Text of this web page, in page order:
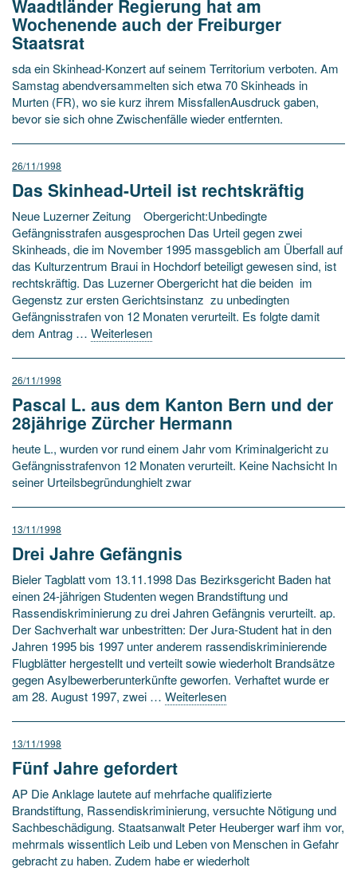
Waadtländer Regierung hat am
Wochenende auch der Freiburger
Staatsrat
sda ein Skinhead-Konzert auf seinem Territorium verboten. Am
Samstag abendversammelten sich etwa 70 Skinheads in
Murten (FR), wo sie kurz ihrem MissfallenAusdruck gaben,
bevor sie sich ohne Zwischenfälle wieder entfernten.
26/11/1998
Das Skinhead-Urteil ist rechtskräftig
Neue Luzerner Zeitung Obergericht:Unbedingte
Gefängnisstrafen ausgesprochen Das Urteil gegen zwei
Skinheads, die im November 1995 massgeblich am Überfall auf
das Kulturzentrum Braui in Hochdorf beteiligt gewesen sind, ist
rechtskräftig. Das Luzerner Obergericht hat die beiden ­ im
Gegenstz zur ersten Gerichtsinstanz ­ zu unbedingten
Gefängnisstrafen von 12 Monaten verurteilt. Es folgte damit
dem Antrag … Weiterlesen
26/11/1998
Pascal L. aus dem Kanton Bern und der
28jährige Zürcher Hermann
heute L., wurden vor rund einem Jahr vom Kriminalgericht zu
Gefängnisstrafenvon 12 Monaten verurteilt. Keine Nachsicht In
seiner Urteilsbegründunghielt zwar
13/11/1998
Drei Jahre Gefängnis
Bieler Tagblatt vom 13.11.1998 Das Bezirksgericht Baden hat
einen 24-jährigen Studenten wegen Brandstiftung und
Rassendiskriminierung zu drei Jahren Gefängnis verurteilt. ap.
Der Sachverhalt war unbestritten: Der Jura-Student hat in den
Jahren 1995 bis 1997 unter anderem rassendiskriminierende
Flugblätter hergestellt und verteilt sowie wiederholt Brandsätze
gegen Asylbewerberunterkünfte geworfen. Verhaftet wurde er
am 28. August 1997, zwei … Weiterlesen
13/11/1998
Fünf Jahre gefordert
AP Die Anklage lautete auf mehrfache qualifizierte
Brandstiftung, Rassendiskriminierung, versuchte Nötigung und
Sachbeschädigung. Staatsanwalt Peter Heuberger warf ihm vor,
mehrmals wissentlich Leib und Leben von Menschen in Gefahr
gebracht zu haben. Zudem habe er wiederholt